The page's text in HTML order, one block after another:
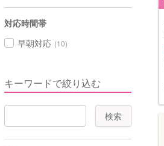
対応時間帯
早朝対応 (10)
キーワードで絞り込む